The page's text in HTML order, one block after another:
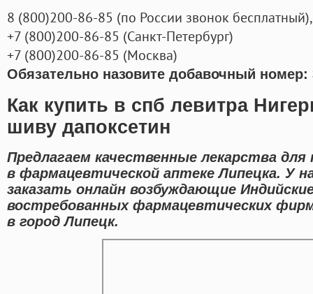
8 (800)200-86-85 (по России звонок бесплатный),
+7 (800)200-86-85 (Санкт-Петербург)
+7 (800)200-86-85 (Москва)
Обязательно назовите добавочный номер:
Как купить в спб левитра
шиву дапоксетин
Предлагаем качественные лекарства для
в фармацевтической аптеке Липецка. У
заказать онлайн возбуждающие
востребованных фармацевтических
в город Липецк.